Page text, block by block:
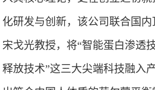
化研发与创新，该公司联合国内
宋戈光教授，将“智能蛋白渗透
释放技术”这三大尖端科技融入